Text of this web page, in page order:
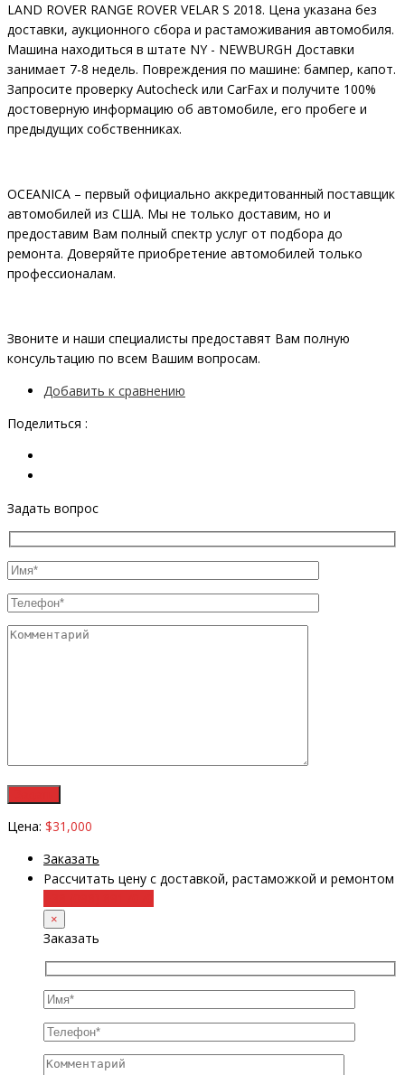
LAND ROVER RANGE ROVER VELAR S 2018. Цена указана без
доставки, аукционного сбора и растаможивания автомобиля.
Машина находиться в штате NY - NEWBURGH Доставки
занимает 7-8 недель. Повреждения по машине: бампер, капот.
Запросите проверку Autocheck или CarFax и получите 100%
достоверную информацию об автомобиле, его пробеге и
предыдущих собственниках.
OCEANIСA – первый официально аккредитованный поставщик
автомобилей из США. Мы не только доставим, но и
предоставим Вам полный спектр услуг от подбора до
ремонта. Доверяйте приобретение автомобилей только
профессионалам.
Звоните и наши специалисты предоставят Вам полную
консультацию по всем Вашим вопросам.
Добавить к сравнению
Поделиться :
Задать вопрос
Цена: $31,000
Заказать
Рассчитать цену с доставкой, растаможкой и ремонтом
×
Заказать